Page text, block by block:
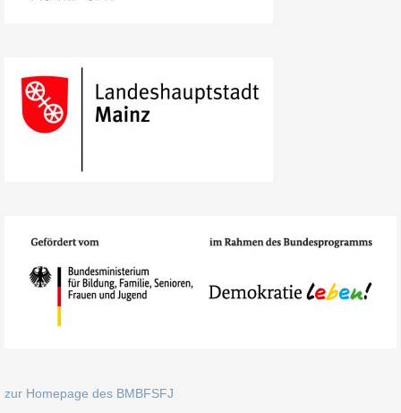
zur Homepage des BMBFSFJ